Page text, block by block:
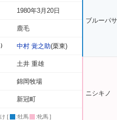
1980年3月20日
鹿毛
中村 覚之助(栗東)
土井 重雄
錦岡牧場
新冠町
[ :牡馬 :牝馬 ]
ブルーパ
ニシキノ